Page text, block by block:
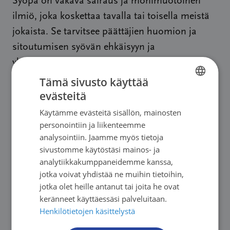
ilmiö, joka koskettaa tavalla tai toisella meistä
jokaista. Se tarvitsee päättäjien huomion ja
sitoutumisen syövän ehkäisyyn ja
yhdenvertaisen hoidon varmistamiseen,
korostavat Mäkelä, Sarkomaa ja Turunen.
4.2.2023.
Lisätiedot:
Sari Sarkomaa, puheenjohtaja, eduskunnan
syöpäverkosto,sari.sarkomaa@eduskunta.fi
050 511 3033
FINNISH
Tämä sivusto käyttää
evästeitä
Käytämme evästeitä sisällön, mainosten
personointiin ja liikenteemme
analysointiin. Jaamme myös tietoja
sivustomme käytöstäsi mainos- ja
analytiikkakumppaneidemme kanssa,
jotka voivat yhdistää ne muihin tietoihin,
jotka olet heille antanut tai joita he ovat
keränneet käyttäessäsi palveluitaan.
Henkilötietojen käsittelystä